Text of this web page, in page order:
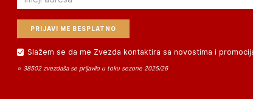
Slažem se da me Zvezda kontaktira sa novostima i
⭐ 38502 zvezdaša se prijavilo u toku sezone 2025/26